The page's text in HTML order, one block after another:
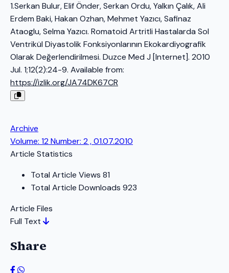
1.Serkan Bulur, Elif Önder, Serkan Ordu, Yalkın Çalık, Ali
Erdem Baki, Hakan Ozhan, Mehmet Yazıcı, Safinaz
Ataoglu, Selma Yazıcı. Romatoid Artritli Hastalarda Sol
Ventrikül Diyastolik Fonksiyonlarının Ekokardiyografik
Olarak Değerlendirilmesi. Duzce Med J [Internet]. 2010
Jul. 1;12(2):24-9. Available from:
https://izlik.org/JA74DK67CR
Archive
Volume: 12 Number: 2 , 01.07.2010
Article Statistics
Total Article Views 81
Total Article Downloads 923
Article Files
Full Text
Share